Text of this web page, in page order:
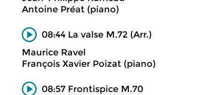
Antoine Préat (piano)
08:44 La valse M.72 (Arr.)
Maurice Ravel
François Xavier Poizat (piano)
08:57 Frontispice M.70